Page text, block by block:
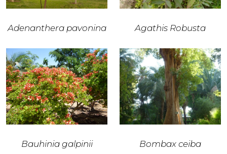
Adenanthera pavonina Agathis Robusta
Bauhinia galpinii Bombax ceiba